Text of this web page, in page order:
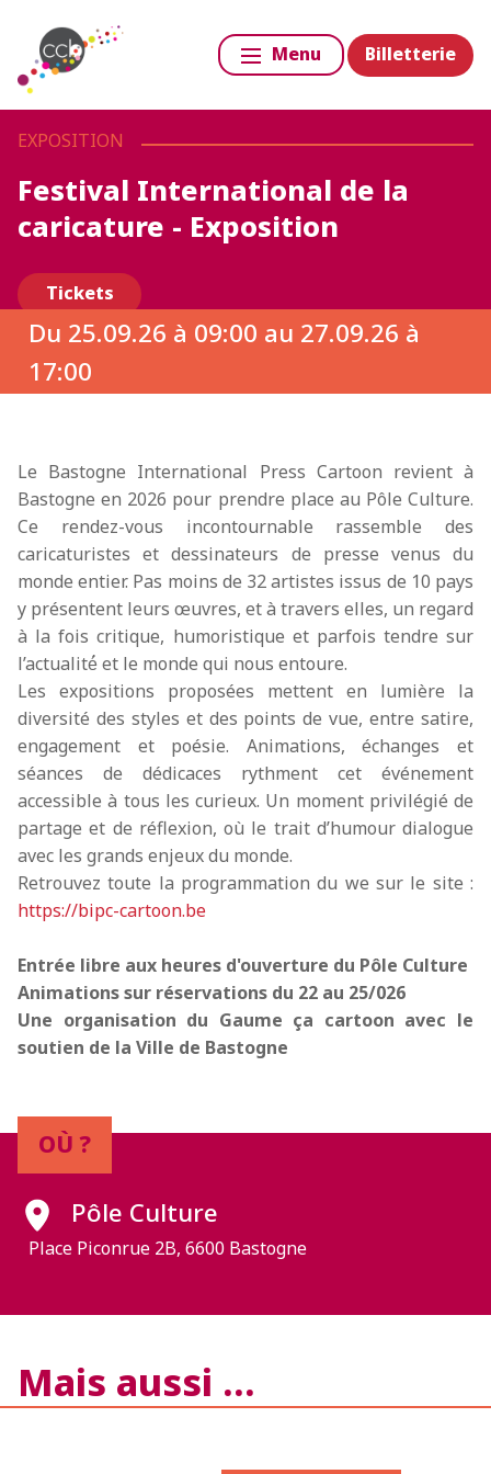
Billetterie
Menu
EXPOSITION
Festival International de la
caricature - Exposition
Tickets
Du 25.09.26 à 09:00 au 27.09.26 à
17:00
Le Bastogne International Press Cartoon revient à
Bastogne en 2026 pour prendre place au Pôle Culture.
Ce rendez-vous incontournable rassemble des
caricaturistes et dessinateurs de presse venus du
monde entier. Pas moins de 32 artistes issus de 10 pays
y présentent leurs œuvres, et à travers elles, un regard
à la fois critique, humoristique et parfois tendre sur
l’actualité́ et le monde qui nous entoure.
Les expositions proposées mettent en lumière la
diversité des styles et des points de vue, entre satire,
engagement et poésie. Animations, échanges et
séances de dédicaces rythment cet événement
accessible à tous les curieux. Un moment privilégié de
partage et de réflexion, où le trait d’humour dialogue
avec les grands enjeux du monde.
Retrouvez toute la programmation du we sur le site :
https://bipc-cartoon.be
Entrée libre aux heures d'ouverture du Pôle Culture
Animations sur réservations du 22 au 25/026
Une organisation du Gaume ça cartoon avec le
soutien de la Ville de Bastogne
OÙ ?
Pôle Culture
Place Piconrue 2B, 6600 Bastogne
Mais aussi …